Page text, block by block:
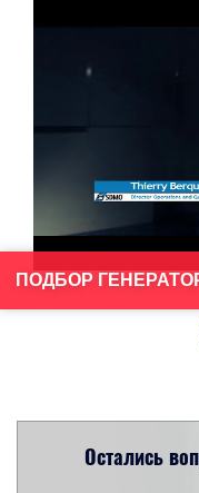
Остались
ПОДБОР